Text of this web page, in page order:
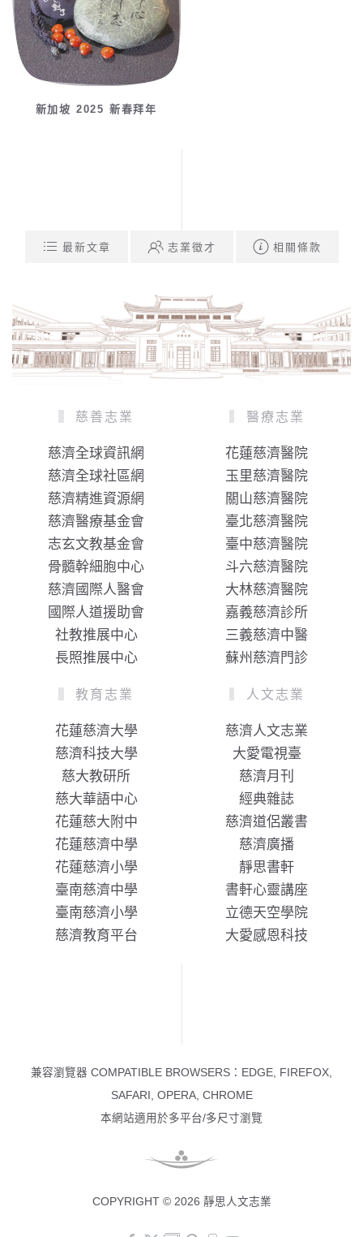
新加坡 2025 新春拜年
最新文章 志業徵才 相關條款
慈善志業
慈濟全球資訊網
慈濟全球社區網
慈濟精進資源網
慈濟醫療基金會
志玄文教基金會
骨髓幹細胞中心
慈濟國際人醫會
國際人道援助會
社教推展中心
長照推展中心
醫療志業
花蓮慈濟醫院
玉里慈濟醫院
關山慈濟醫院
臺北慈濟醫院
臺中慈濟醫院
斗六慈濟醫院
大林慈濟醫院
嘉義慈濟診所
三義慈濟中醫
蘇州慈濟門診
教育志業
花蓮慈濟大學
慈濟科技大學
慈大教研所
慈大華語中心
花蓮慈大附中
花蓮慈濟中學
花蓮慈濟小學
臺南慈濟中學
臺南慈濟小學
慈濟教育平台
人文志業
慈濟人文志業
大愛電視臺
慈濟月刊
經典雜誌
慈濟道侶叢書
慈濟廣播
靜思書軒
書軒心靈講座
立德天空學院
大愛感恩科技
兼容瀏覽器 COMPATIBLE BROWSERS：EDGE, FIREFOX,
SAFARI, OPERA, CHROME
本網站適用於多平台/多尺寸瀏覽
COPYRIGHT © 2026 靜思人文志業